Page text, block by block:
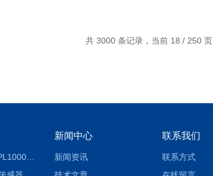
共 3000 条记录，当前 18 / 250 页
合福HAWO HPL1000AS封口机
新闻中心
新闻资讯
联系我们
联系方式